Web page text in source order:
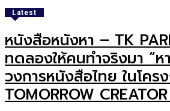
Latest
หนังสือหนังหา – TK
ทดลองให้คนทำจริงมา “ห
วงการหนังสือไทย ในโคร
TOMORROW